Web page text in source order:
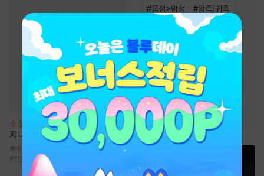
소설
초전도체 운석으로 천재 엔
지니어 각성
6.7만
#전문직 #사이다물
#몸정>맘정 #왕족/귀족
소유욕/집착 #상처녀
#운명적사랑
# 능력녀
다정남
#집착남 #절륜남
#순진녀 오해
# 재회물 #재벌남
능력남
# 고수위 # 순정남